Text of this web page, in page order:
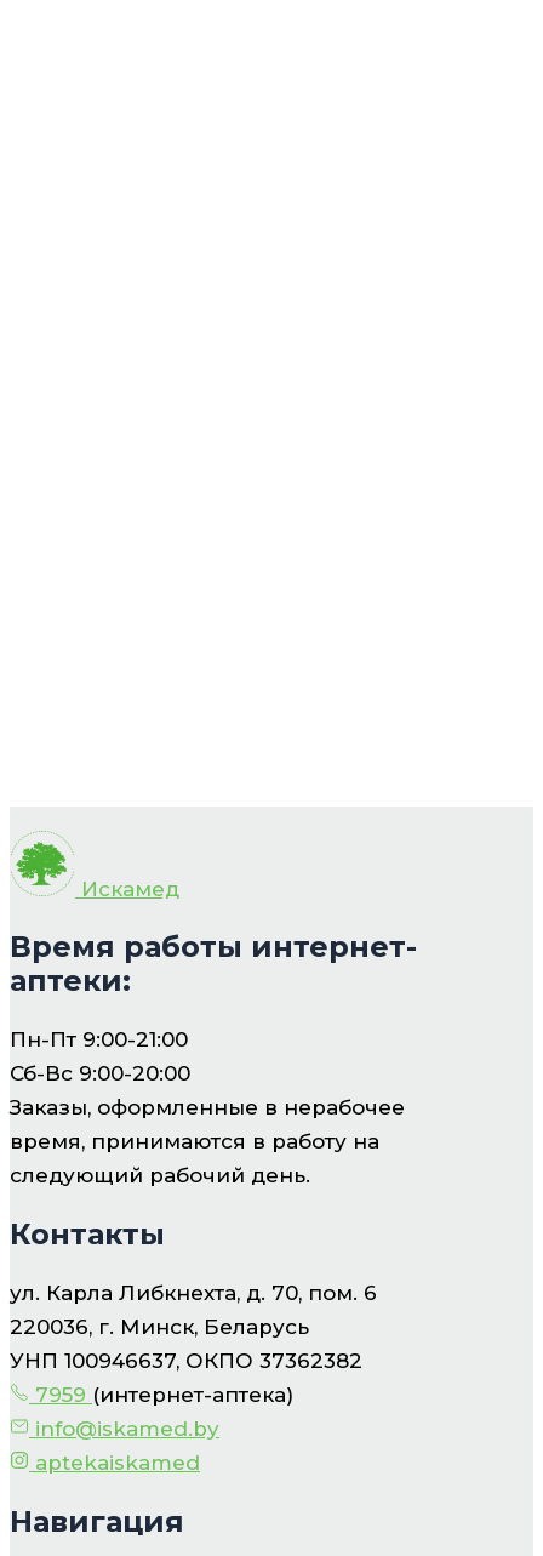
Искамед
Время работы интернет-
аптеки:
Пн-Пт 9:00-21:00
Сб-Вс 9:00-20:00
Заказы, оформленные в нерабочее
время, принимаются в работу на
следующий рабочий день.
Контакты
ул. Карла Либкнехта, д. 70, пом. 6
220036, г. Минск, Беларусь
УНП 100946637, ОКПО 37362382
7959 (интернет-аптека)
info@iskamed.by
aptekaiskamed
Навигация